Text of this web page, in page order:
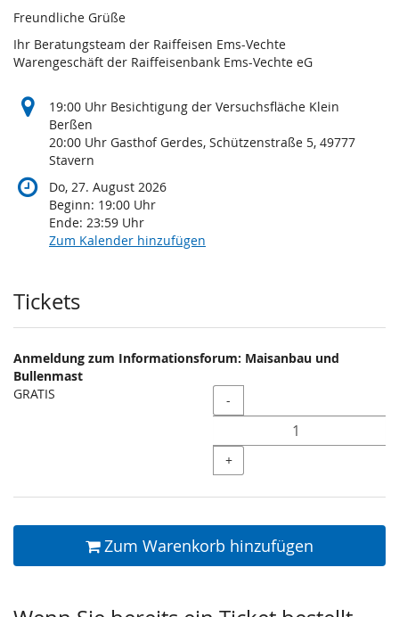
Freundliche Grüße
Ihr Beratungsteam der Raiffeisen Ems-Vechte
Warengeschäft der Raiffeisenbank Ems-Vechte eG
19:00 Uhr Besichtigung der Versuchsfläche Klein
Berßen
20:00 Uhr Gasthof Gerdes, Schützenstraße 5, 49777
Stavern
Do, 27. August 2026
Beginn: 19:00 Uhr
Ende: 23:59 Uhr
Zum Kalender hinzufügen
Produkte
Tickets
Anmeldung zum Informationsforum: Maisanbau und
Bullenmast
GRATIS
Menge
-
+
Zum Warenkorb hinzufügen